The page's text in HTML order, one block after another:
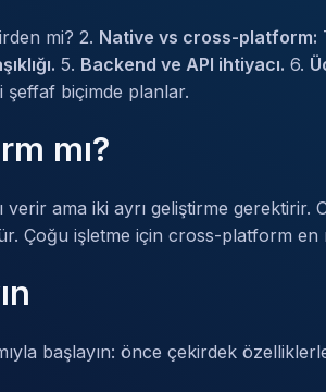
mi? 2. Native vs cross-platform:
5. Backend ve API ihtiyacı. 6.
şeffaf biçimde planlar.
mı?
ama iki ayrı geliştirme
Çoğu işletme için cross-platform en
başlayın: önce çekirdek